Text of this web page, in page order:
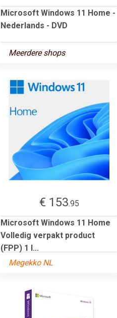
Microsoft Windows 11 Home -
Nederlands - DVD
Meerdere shops
€ 153.95
Microsoft Windows 11 Home
Volledig verpakt product
(FPP) 1 l...
Megekko NL